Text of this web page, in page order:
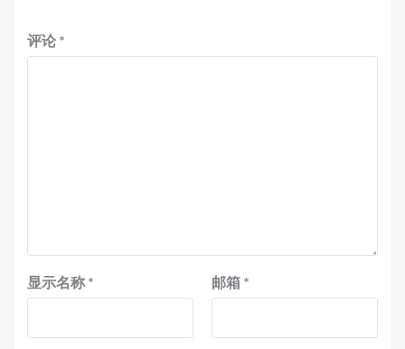
评论 *
显示名称 * 邮箱 *